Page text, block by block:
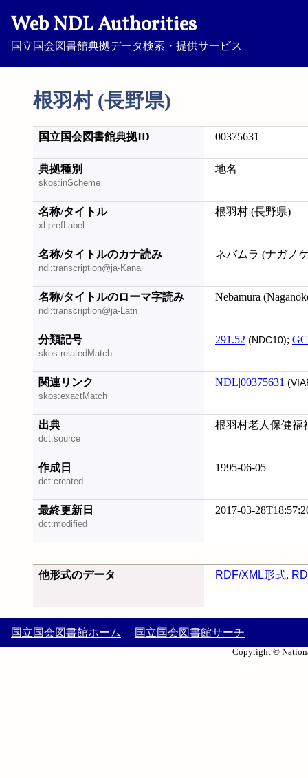
Web NDL Authorities
国立国会図書館典拠データ検索・提供サービス
根羽村 (長野県)
国立国会図書館典拠ID 00375631
典拠種別
skos:inScheme
地名
名称/タイトル
xl:prefLabel
根羽村 (長野県)
名称/タイトルのカナ読み
ndl:transcription@ja-Kana
ネバムラ (ナガノ
名称/タイトルのローマ字読み
ndl:transcription@ja-Latn
Nebamura
分類記号
skos:relatedMatch
291.52 (NDC10);
関連リンク
skos:exactMatch
NDL|00375631
出典
dct:source
根羽村老人保健福
作成日
dct:created
1995-06-05
最終更新日
dct:modified
2017-03-
他形式のデータ RDF/XML形式,
国立国会図書館ホーム 国立国会図書館サーチ
Copyright ©